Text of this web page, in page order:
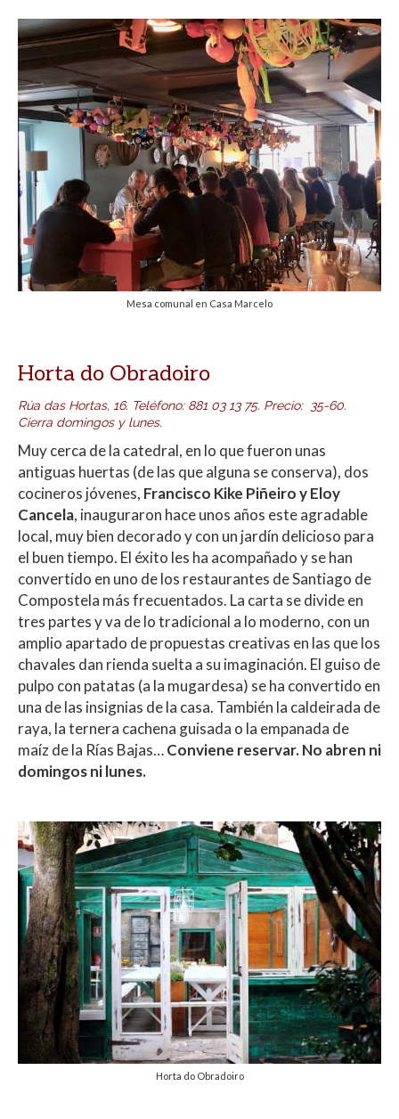
Mesa comunal en Casa Marcelo
Horta do Obradoiro
Rúa das Hortas, 16. Teléfono: 881 03 13 75. Precio: 35-60.
Cierra domingos y lunes.
Muy cerca de la catedral, en lo que fueron unas
antiguas huertas (de las que alguna se conserva), dos
cocineros jóvenes, Francisco Kike Piñeiro y Eloy
Cancela, inauguraron hace unos años este agradable
local, muy bien decorado y con un jardín delicioso para
el buen tiempo. El éxito les ha acompañado y se han
convertido en uno de los restaurantes de Santiago de
Compostela más frecuentados. La carta se divide en
tres partes y va de lo tradicional a lo moderno, con un
amplio apartado de propuestas creativas en las que los
chavales dan rienda suelta a su imaginación. El guiso de
pulpo con patatas (a la mugardesa) se ha convertido en
una de las insignias de la casa. También la caldeirada de
raya, la ternera cachena guisada o la empanada de
maíz de la Rías Bajas…Conviene reservar. No abren ni
domingos ni lunes.
Horta do Obradoiro